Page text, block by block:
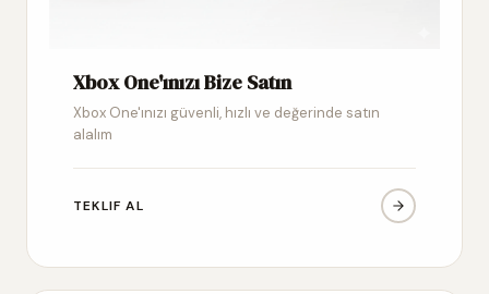
Xbox One'ınızı Bize Satın
Xbox One'ınızı güvenli, hızlı ve değerinde satın
alalım
TEKLIF AL